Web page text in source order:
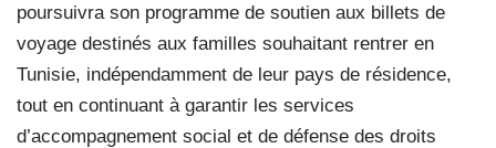
poursuivra son programme de soutien aux billets de
voyage destinés aux familles souhaitant rentrer en
Tunisie, indépendamment de leur pays de résidence,
tout en continuant à garantir les services
d’accompagnement social et de défense des droits